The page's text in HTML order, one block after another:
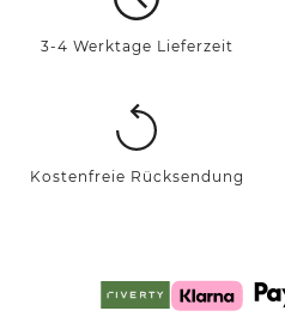
3-4 Werktage Lieferzeit
Kostenfreie Rücksendung